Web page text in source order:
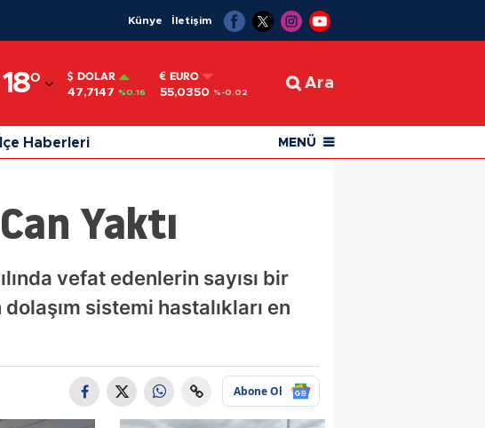
Künye İletişim
18° DOLAR
47,7147 %0.16
EURO
55,0350 %-0.02
Ara
İlçe Haberleri MENÜ
Yaktı
vefat edenlerin sayısı bir
sistemi hastalıkları en
Abone Ol